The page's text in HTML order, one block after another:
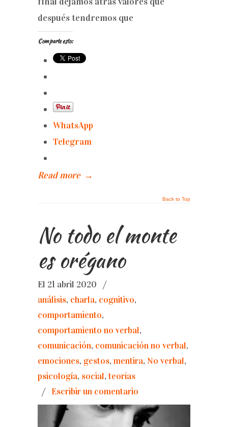
después tendremos que
Comparte esto:
WhatsApp
Telegram
Read more →
Back to Top
No todo el monte
es orégano
El 21 abril 2020
/
análisis, charla, cognitivo,
comportamiento,
comportamiento no verbal,
comunicación, comunicación no verbal,
emociones, gestos, mentira, No verbal,
psicología, social,teorías
/ Escribir un comentario